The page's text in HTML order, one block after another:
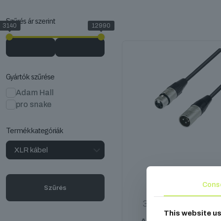
Szűrés ár szerint
3140 12990
Gyártók szűrése
Adam Hall
pro snake
Termékkategóriák
Szűrés
3 690
This website